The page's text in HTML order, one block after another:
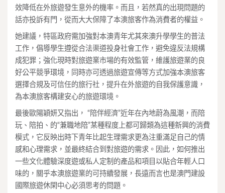
效降低在外旅遊發生意外的機率。而且，若然真的出現問題的
話亦投訴有門，從而大大保障了本澳旅客作為消費者的權益。
她建議，特區政府需加強對本澳青年尤其來澳升學學生的普法
工作，倡導學生遵從合法渠道投身社會工作，避免違反法規構
成犯罪；強化現時對旅遊業市場的有效監管，維護旅遊業的良
好公平競爭環境，同時亦可透過旅遊宣傳等方式加強本澳旅客
選擇合規及可信任的旅行社，提升在外旅遊的自我保護意識，
為本澳旅客構建安心的旅遊環境。
最後歐陽穎妍又指出， “陪伴經濟”近年在內地蔚為風潮，而陪
玩、陪拍、的“兼職地陪”某種程度上都可歸類為這種新興的消費
模式，它反映出時下青年比起生理需求更為注重滿足自己的情
感和心理需求，並最終結合到對旅遊的需求。因此，如何推出
一些文化體驗深度遊或私人定制的產品和項目以貼合年輕人口
味的，關乎本澳旅遊業的可持續發展，長遠而言也是澳門建設
國際旅遊休閑中心必須思考的問題。